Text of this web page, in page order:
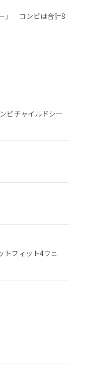
」 コンビは合計8
ビチャイルドシー
トフィット4ウェ